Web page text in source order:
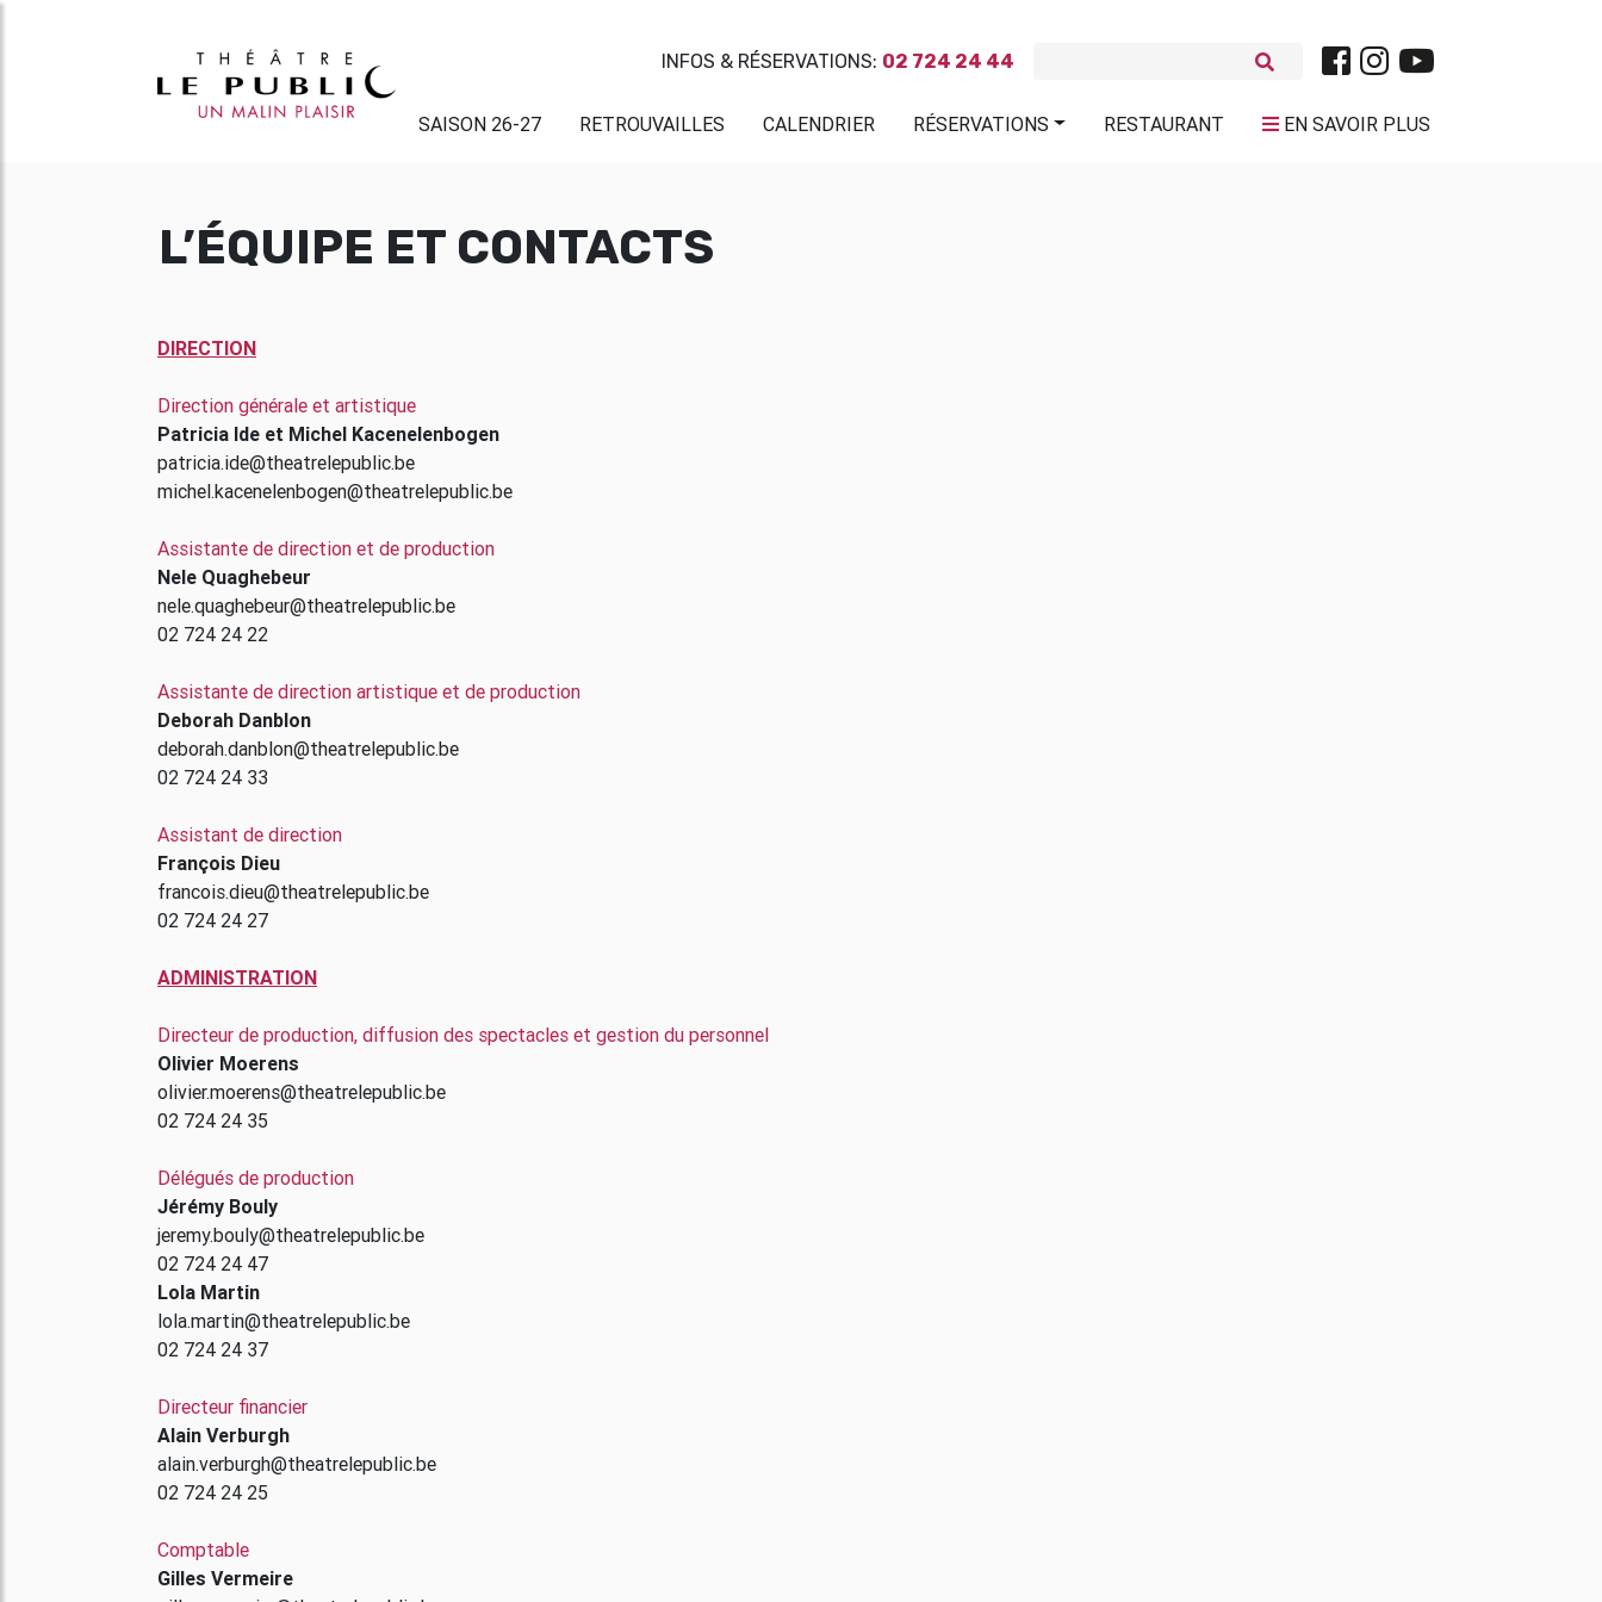
INFOS & RÉSERVATIONS: 02 724 24 44
SAISON 26-27 RETROUVAILLES CALENDRIER RÉSERVATIONS RESTAURANT EN SAVOIR PLUS
L’ÉQUIPE ET CONTACTS
DIRECTION
Direction générale et artistique
Patricia Ide et Michel Kacenelenbogen
patricia.ide@theatrelepublic.be
michel.kacenelenbogen@theatrelepublic.be
Assistante de direction et de production
Nele Quaghebeur
nele.quaghebeur@theatrelepublic.be
02 724 24 22
Assistante de direction artistique et de production
Deborah Danblon
deborah.danblon@theatrelepublic.be
02 724 24 33
Assistant de direction
François Dieu
francois.dieu@theatrelepublic.be
02 724 24 27
ADMINISTRATION
Directeur de production, diffusion des spectacles et gestion du personnel
Olivier Moerens
olivier.moerens@theatrelepublic.be
02 724 24 35
Délégués de production
Jérémy Bouly
jeremy.bouly@theatrelepublic.be
02 724 24 47
Lola Martin
lola.martin@theatrelepublic.be
02 724 24 37
Directeur financier
Alain Verburgh
alain.verburgh@theatrelepublic.be
02 724 24 25
Comptable
Gilles Vermeire